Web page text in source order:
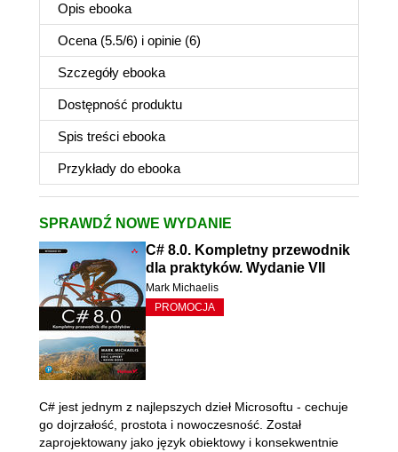
Opis ebooka
Ocena (5.5/6) i opinie (6)
Szczegóły ebooka
Dostępność produktu
Spis treści ebooka
Przykłady do ebooka
SPRAWDŹ NOWE WYDANIE
C# 8.0. Kompletny przewodnik
dla praktyków. Wydanie VII
Mark Michaelis
PROMOCJA
C# jest jednym z najlepszych dzieł Microsoftu - cechuje
go dojrzałość, prostota i nowoczesność. Został
zaprojektowany jako język obiektowy i konsekwentnie